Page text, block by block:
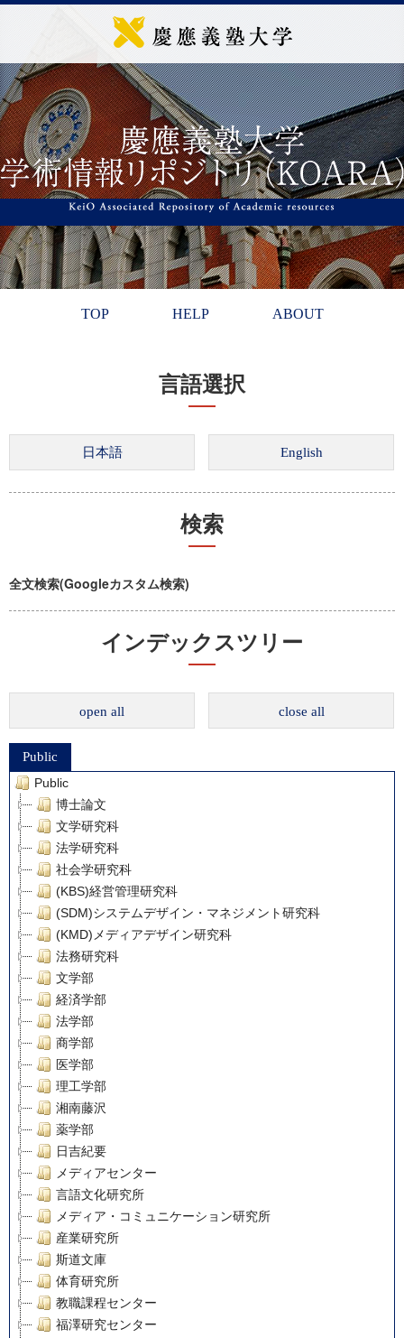
TOP HELP ABOUT
言語選択
検索
全文検索(Googleカスタム検索)
インデックスツリー
open all close all
Public
Public
博士論文
文学研究科
法学研究科
社会学研究科
(KBS)経営管理研究科
(SDM)システムデザイン・マネジメント研究科
(KMD)メディアデザイン研究科
法務研究科
文学部
経済学部
法学部
商学部
医学部
理工学部
湘南藤沢
薬学部
日吉紀要
メディアセンター
言語文化研究所
メディア・コミュニケーション研究所
産業研究所
斯道文庫
体育研究所
教職課程センター
福澤研究センター